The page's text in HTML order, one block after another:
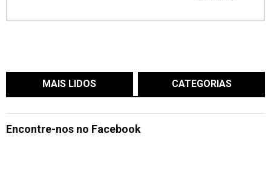
MAIS LIDOS CATEGORIAS
Encontre-nos no Facebook